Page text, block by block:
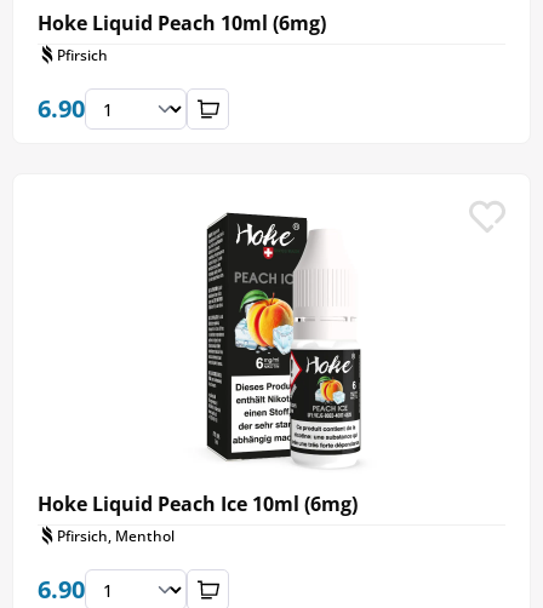
Hoke Liquid Peach 10ml (6mg)
Pfirsich
6.90
Hoke Liquid Peach Ice 10ml (6mg)
Pfirsich, Menthol
6.90